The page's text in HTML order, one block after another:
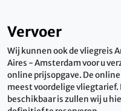
Vervoer
Wij kunnen ook de vliegreis
Aires - Amsterdam voor u
online prijsopgave. De
meest voordelige
beschikbaar is zullen wij u